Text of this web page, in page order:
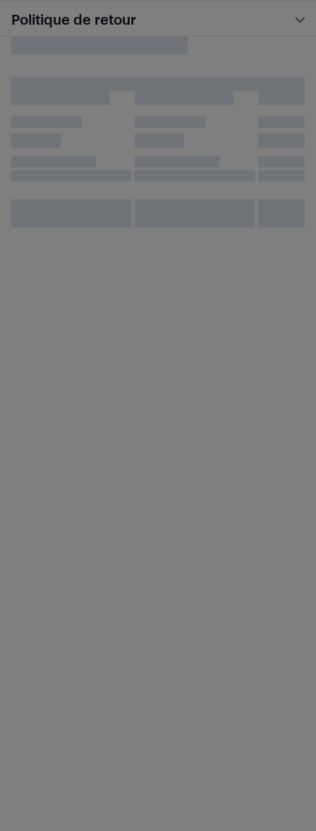
Politique de retour